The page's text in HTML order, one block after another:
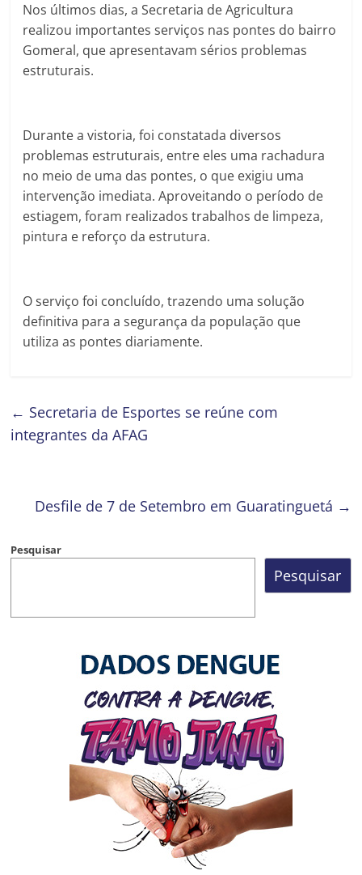
Nos últimos dias, a Secretaria de Agricultura
realizou importantes serviços nas pontes do bairro
Gomeral, que apresentavam sérios problemas
estruturais.
Durante a vistoria, foi constatada diversos
problemas estruturais, entre eles uma rachadura
no meio de uma das pontes, o que exigiu uma
intervenção imediata. Aproveitando o período de
estiagem, foram realizados trabalhos de limpeza,
pintura e reforço da estrutura.
O serviço foi concluído, trazendo uma solução
definitiva para a segurança da população que
utiliza as pontes diariamente.
← Secretaria de Esportes se reúne com
integrantes da AFAG
Desfile de 7 de Setembro em Guaratinguetá →
Pesquisar
Pesquisar